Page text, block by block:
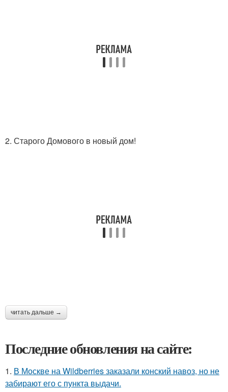
2. Старого Домового в новый дом!
читать дальше →
Последние обновления на сайте:
1. В Москве на Wildberries заказали конский навоз, но не
забирают его с пункта выдачи.